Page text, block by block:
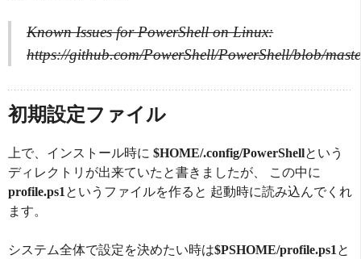
Known Issues for PowerShell on Linux:
https://github.com/PowerShell/PowerShell/blob/
初期設定ファイル
上で、インストール時に $HOME/.config/PowerShellという
ディレクトリが出来ていたと書きましたが、 この中に
profile.ps1というファイルを作ると 起動時に読み込んでくれ
ます。
システム全体で設定を決めたい時は$PSHOME/profile.ps1と